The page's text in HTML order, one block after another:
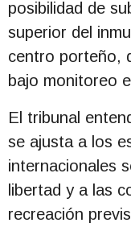
posibilidad de
superior del
centro porteño,
bajo monitoreo
El tribunal
se ajusta a los
internacionales
libertad y a las
recreación